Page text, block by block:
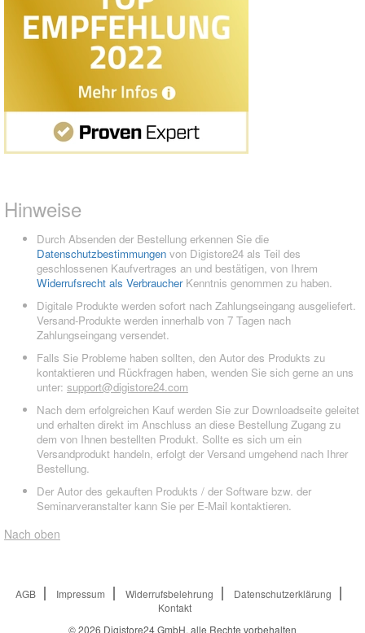
Hinweise
Durch Absenden der Bestellung erkennen Sie die
Datenschutzbestimmungen von Digistore24 als Teil des
geschlossenen Kaufvertrages an und bestätigen, von Ihrem
Widerrufsrecht als VerbraucherKenntnis genommen zu haben.
Digitale Produkte werden sofort nach Zahlungseingang ausgeliefert.
Versand-Produkte werden innerhalb von 7 Tagen nach
Zahlungseingang versendet.
Falls Sie Probleme haben sollten, den Autor des Produkts zu
kontaktieren und Rückfragen haben, wenden Sie sich gerne an uns
unter: support@digistore24.com
Nach dem erfolgreichen Kauf werden Sie zur Downloadseite geleitet
und erhalten direkt im Anschluss an diese Bestellung Zugang zu
dem von Ihnen bestellten Produkt. Sollte es sich um ein
Versandprodukt handeln, erfolgt der Versand umgehend nach Ihrer
Bestellung.
Der Autor des gekauften Produkts / der Software bzw. der
Seminarveranstalter kann Sie per E-Mail kontaktieren.
Nach oben
AGB Impressum Widerrufsbelehrung
Datenschutzerklärung
Kontakt
© 2026 Digistore24 GmbH, alle Rechte vorbehalten